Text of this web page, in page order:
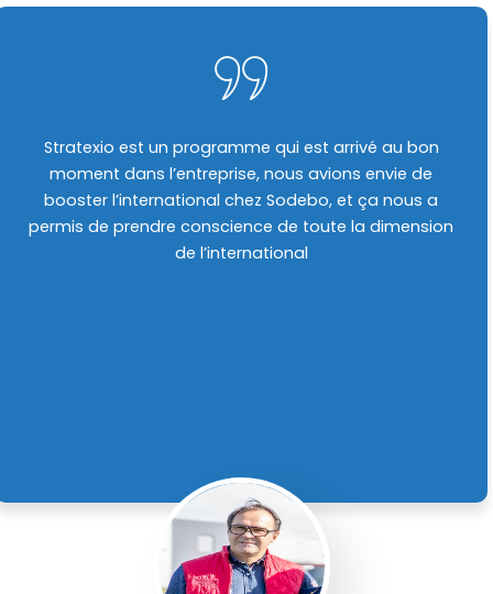
Stratexio est un programme qui est arrivé au bon
moment dans l’entreprise, nous avions envie de
booster l’international chez Sodebo, et ça nous a
permis de prendre conscience de toute la dimension
de l’international